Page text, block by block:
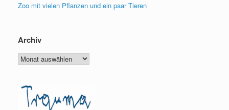
Zoo mit vielen Pflanzen und ein paar Tieren
Archiv
Archiv